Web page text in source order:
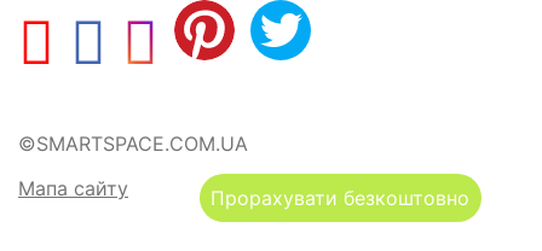
Прорахувати безкоштовно
©SMARTSPACE.COM.UA
Мапа сайту